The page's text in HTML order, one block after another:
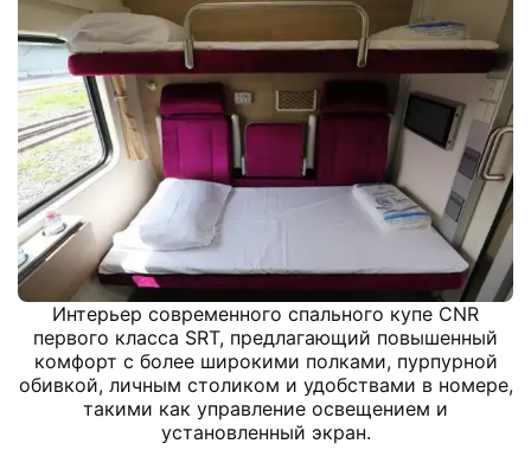
Интерьер современного спального купе CNR
первого класса SRT, предлагающий повышенный
комфорт с более широкими полками, пурпурной
обивкой, личным столиком и удобствами в номере,
такими как управление освещением и
установленный экран.